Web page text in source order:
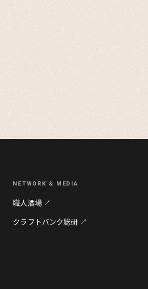
NETWORK & MEDIA
職人酒場 ↗
クラフトバンク総研 ↗